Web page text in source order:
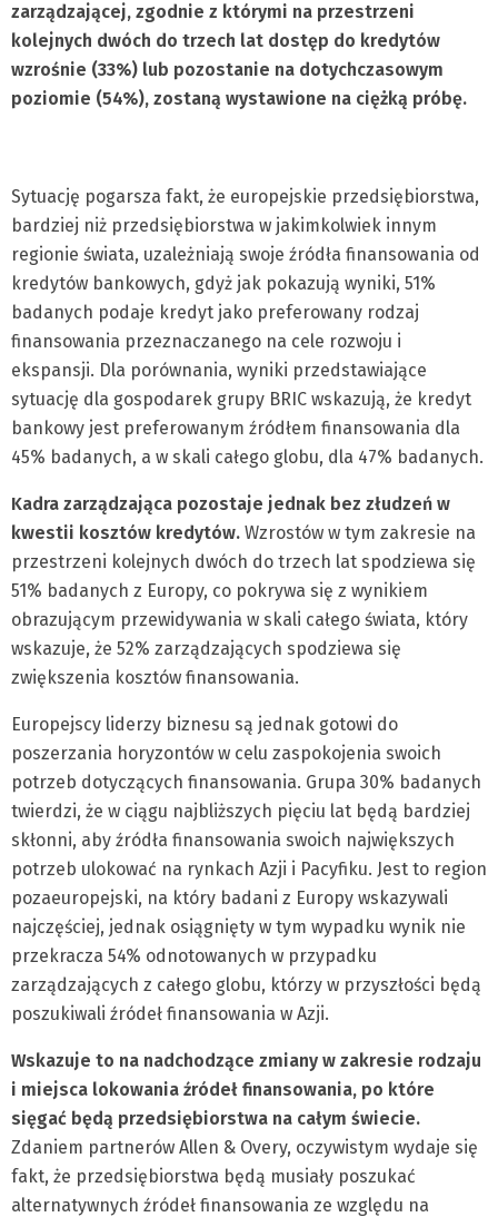
zarządzającej, zgodnie z którymi na przestrzeni
kolejnych dwóch do trzech lat dostęp do kredytów
wzrośnie (33%) lub pozostanie na dotychczasowym
poziomie (54%), zostaną wystawione na ciężką próbę.
Sytuację pogarsza fakt, że europejskie przedsiębiorstwa,
bardziej niż przedsiębiorstwa w jakimkolwiek innym
regionie świata, uzależniają swoje źródła finansowania od
kredytów bankowych, gdyż jak pokazują wyniki, 51%
badanych podaje kredyt jako preferowany rodzaj
finansowania przeznaczanego na cele rozwoju i
ekspansji. Dla porównania, wyniki przedstawiające
sytuację dla gospodarek grupy BRIC wskazują, że kredyt
bankowy jest preferowanym źródłem finansowania dla
45% badanych, a w skali całego globu, dla 47% badanych.
Kadra zarządzająca pozostaje jednak bez złudzeń w
kwestii kosztów kredytów. Wzrostów w tym zakresie na
przestrzeni kolejnych dwóch do trzech lat spodziewa się
51% badanych z Europy, co pokrywa się z wynikiem
obrazującym przewidywania w skali całego świata, który
wskazuje, że 52% zarządzających spodziewa się
zwiększenia kosztów finansowania.
Europejscy liderzy biznesu są jednak gotowi do
poszerzania horyzontów w celu zaspokojenia swoich
potrzeb dotyczących finansowania. Grupa 30% badanych
twierdzi, że w ciągu najbliższych pięciu lat będą bardziej
skłonni, aby źródła finansowania swoich największych
potrzeb ulokować na rynkach Azji i Pacyfiku. Jest to region
pozaeuropejski, na który badani z Europy wskazywali
najczęściej, jednak osiągnięty w tym wypadku wynik nie
przekracza 54% odnotowanych w przypadku
zarządzających z całego globu, którzy w przyszłości będą
poszukiwali źródeł finansowania w Azji.
Wskazuje to na nadchodzące zmiany w zakresie rodzaju
i miejsca lokowania źródeł finansowania, po które
sięgać będą przedsiębiorstwa na całym świecie.
Zdaniem partnerów Allen & Overy, oczywistym wydaje się
fakt, że przedsiębiorstwa będą musiały poszukać
alternatywnych źródeł finansowania ze względu na